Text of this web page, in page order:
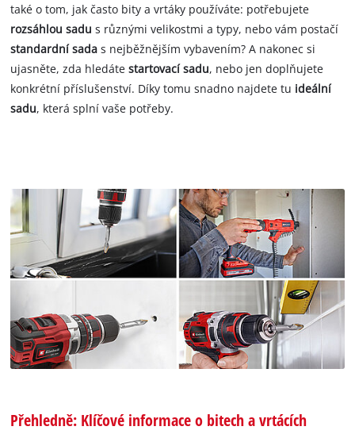
také o tom, jak často bity a vrtáky používáte: potřebujete
rozsáhlou sadu s různými velikostmi a typy, nebo vám postačí
standardní sada s nejběžnějším vybavením? A nakonec si
ujasněte, zda hledátestartovací sadu, nebo jen doplňujete
konkrétní příslušenství. Díky tomu snadno najdete tu ideální
sadu, která splní vaše potřeby.
Přehledně: Klíčové informace o bitech a vrtácích